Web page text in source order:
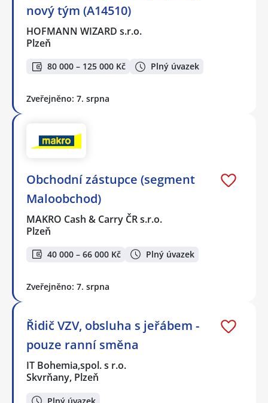
nový tým (A14510)
HOFMANN WIZARD s.r.o.
Plzeň
80 000 – 125 000 Kč Plný úvazek
Zveřejněno: 7. srpna
Obchodní zástupce (segment
Maloobchod)
MAKRO Cash & Carry ČR s.r.o.
Plzeň
40 000 – 66 000 Kč Plný úvazek
Zveřejněno: 7. srpna
Řidič VZV, obsluha s jeřábem -
pouze ranní směna
IT Bohemia,spol. s r.o.
Skvrňany, Plzeň
Plný úvazek